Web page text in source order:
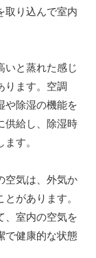
取り込んで室内
いと蒸れた感じ
ります。空調
や除湿の機能を
供給し、除湿時
す。
空気は、外気か
があります。
、室内の空気を
で健康的な状態